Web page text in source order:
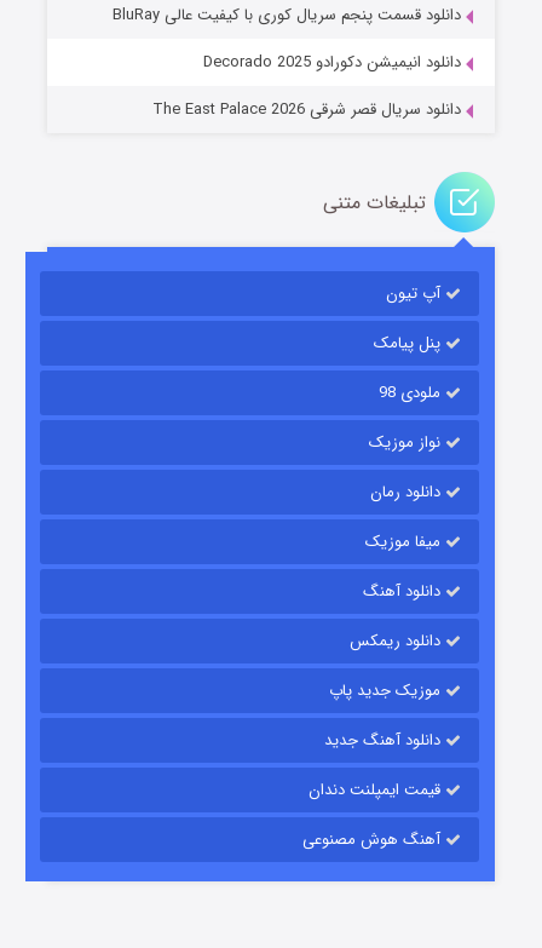
قسمت۲ (زیرنویس) منتشر شد
قسمت
دانلود قسمت پنجم سریال کوری با کیفیت عالی BluRay
دانلود انیمیشن دکورادو Decorado 2025
دانلود سریال قصر شرقی The East Palace 2026
تبلیغات متنی
آپ تیون
پنل پیامک
ملودی 98
نواز موزیک
دانلود رمان
میفا موزیک
دانلود آهنگ
دانلود ریمکس
موزیک جدید پاپ
دانلود آهنگ جدید
قیمت ایمپلنت دندان
آهنگ هوش مصنوعی